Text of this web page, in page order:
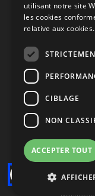
Tous
Ce site
utilisant notre site
les cookies
relative aux cookies.
CIBLAGE
NON
ACCEPTER TOUT